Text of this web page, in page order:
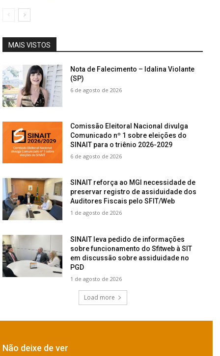
MAIS VISTOS
Nota de Falecimento – Idalina Violante
(SP)
6 de agosto de 2026
Comissão Eleitoral Nacional divulga
Comunicado nº 1 sobre eleições do
SINAIT para o triênio 2026-2029
6 de agosto de 2026
SINAIT reforça ao MGI necessidade de
preservar registro de assiduidade dos
Auditores Fiscais pelo SFIT/Web
1 de agosto de 2026
SINAIT leva pedido de informações
sobre funcionamento do Sfitweb à SIT
em discussão sobre assiduidade no
PGD
1 de agosto de 2026
Load more
Não deixe de ver